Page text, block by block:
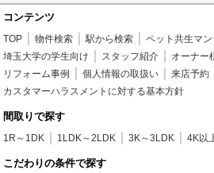
コンテンツ
TOP 物件検索 駅から検索
ペット共生マ
埼玉大学の学生向け
スタッフ紹介 オーナー
リフォーム事例
個人情報の取扱い
来店予約
カスタマーハラスメントに対する基本方針
間取りで探す
1R～1DK 1LDK～2LDK 3K～3LDK 4K以
こだわりの条件で探す